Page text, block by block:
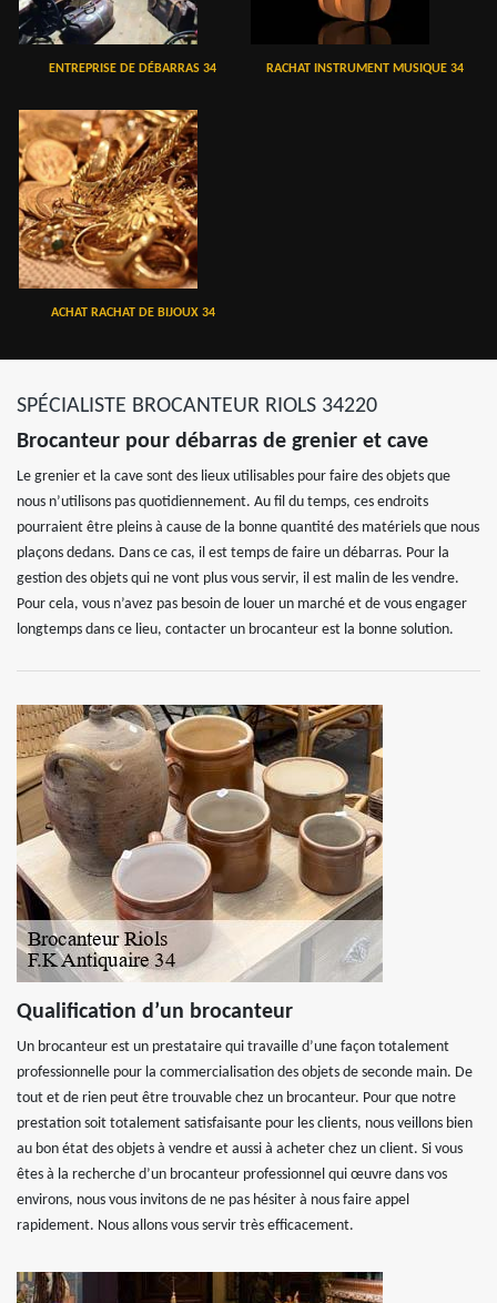
ENTREPRISE DE DÉBARRAS 34 RACHAT INSTRUMENT MUSIQUE 34
ACHAT RACHAT DE BIJOUX 34
SPÉCIALISTE BROCANTEUR RIOLS 34220
Brocanteur pour débarras de grenier et cave
Le grenier et la cave sont des lieux utilisables pour faire des objets que
nous n’utilisons pas quotidiennement. Au fil du temps, ces endroits
pourraient être pleins à cause de la bonne quantité des matériels que nous
plaçons dedans. Dans ce cas, il est temps de faire un débarras. Pour la
gestion des objets qui ne vont plus vous servir, il est malin de les vendre.
Pour cela, vous n’avez pas besoin de louer un marché et de vous engager
longtemps dans ce lieu, contacter un brocanteur est la bonne solution.
Qualification d’un brocanteur
Un brocanteur est un prestataire qui travaille d’une façon totalement
professionnelle pour la commercialisation des objets de seconde main. De
tout et de rien peut être trouvable chez un brocanteur. Pour que notre
prestation soit totalement satisfaisante pour les clients, nous veillons bien
au bon état des objets à vendre et aussi à acheter chez un client. Si vous
êtes à la recherche d’un brocanteur professionnel qui œuvre dans vos
environs, nous vous invitons de ne pas hésiter à nous faire appel
rapidement. Nous allons vous servir très efficacement.